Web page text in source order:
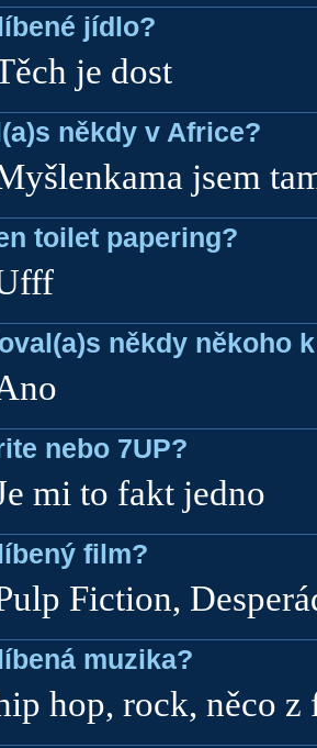
jídlo?
je dost
někdy v Africe?
jsem
toilet papering?
někdy někoho
nebo 7UP?
mi to fakt jedno
film?
Fiction,
muzika?
hop, rock, něco z